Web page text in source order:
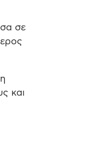
σε
και